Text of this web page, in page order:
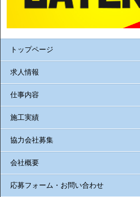
トップページ
求人情報
仕事内容
施工実績
協力会社募集
会社概要
応募フォーム・お問い合わせ